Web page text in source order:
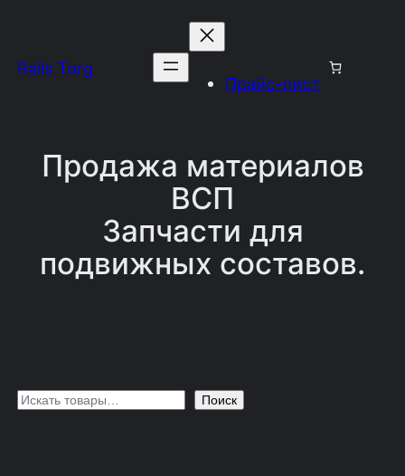
содержимому
Rails Torg
Прайс-лист
Продажа материалов
ВСП
Запчасти для
подвижных составов.
П
Поиск